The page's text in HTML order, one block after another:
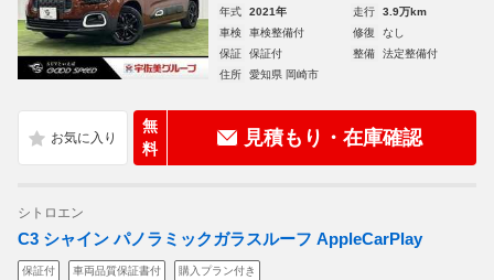
年式 2021年 走行
3.9万km
車検
車検整備付 修復
なし
保証
保証付 整備
法定整備付
住所
愛知県 岡崎市
無
料
見積もり・在庫確認
シトロエン
C3 シャイン パノラミックガラスルーフ AppleCarPlay
保証付 車両品質保証書付 購入プラン付き